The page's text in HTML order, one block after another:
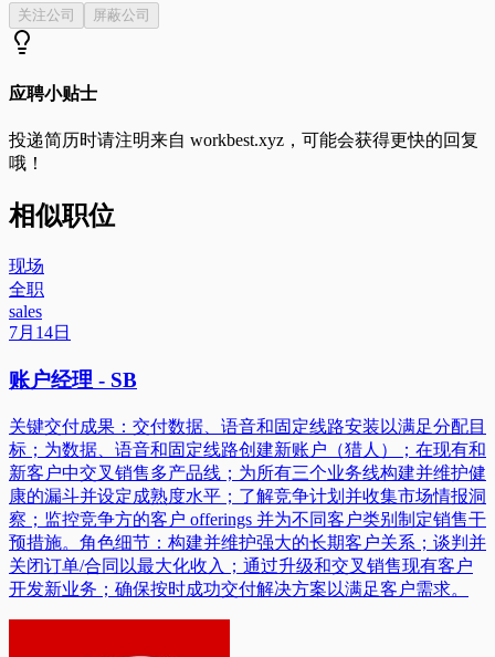
关注公司 屏蔽公司
应聘小贴士
投递简历时请注明来自 workbest.xyz ，可能会获得更快的回复
哦！
相似职位
现场
全职
sales
7月14日
账户经理 - SB
关键交付成果：交付数据、语音和固定线路安装以满足分配目
标；为数据、语音和固定线路创建新账户（猎人）；在现有和
新客户中交叉销售多产品线；为所有三个业务线构建并维护健
康的漏斗并设定成熟度水平；了解竞争计划并收集市场情报洞
察；监控竞争方的客户 offerings 并为不同客户类别制定销售干
预措施。角色细节：构建并维护强大的长期客户关系；谈判并
关闭订单/合同以最大化收入；通过升级和交叉销售现有客户
开发新业务；确保按时成功交付解决方案以满足客户需求。